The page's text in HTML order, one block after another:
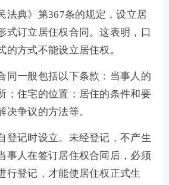
法典》第367条的规定，设立居
式订立居住权合同。这表明，口
的方式不能设立居住权。
同一般包括以下条款：当事人的
；住宅的位置；居住的条件和要
决争议的方法等。
登记时设立。未经登记，不产生
事人在签订居住权合同后，必须
行登记，才能使居住权正式生